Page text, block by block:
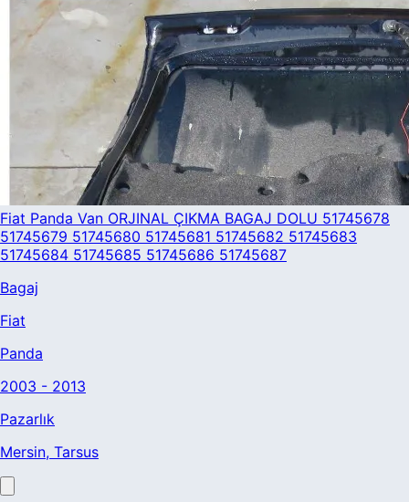
Fiat Panda Van ORJINAL ÇIKMA BAGAJ DOLU 51745678
51745679 51745680 51745681 51745682 51745683
51745684 51745685 51745686 51745687
Bagaj
Fiat
Panda
2003 - 2013
Pazarlık
Mersin, Tarsus